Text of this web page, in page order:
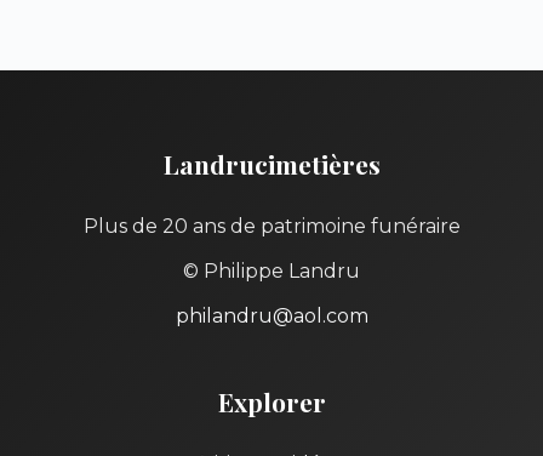
Landrucimetières
Plus de 20 ans de patrimoine funéraire
© Philippe Landru
philandru@aol.com
Explorer